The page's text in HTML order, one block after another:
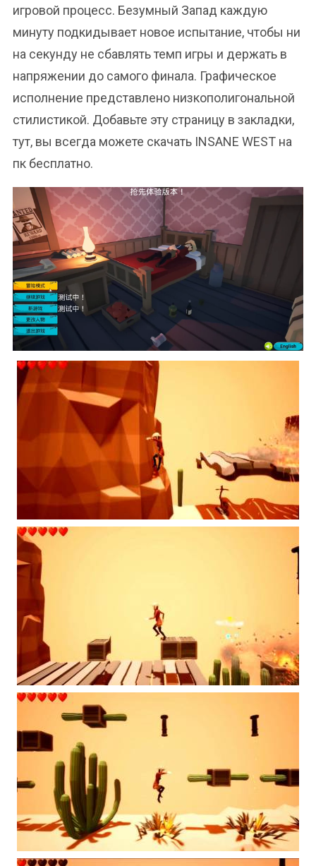
игровой процесс. Безумный Запад каждую
минуту подкидывает новое испытание, чтобы ни
на секунду не сбавлять темп игры и держать в
напряжении до самого финала. Графическое
исполнение представлено низкополигональной
стилистикой. Добавьте эту страницу в закладки,
тут, вы всегда можете скачать INSANE WEST на
пк бесплатно.